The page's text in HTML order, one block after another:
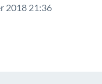
2018 21:36